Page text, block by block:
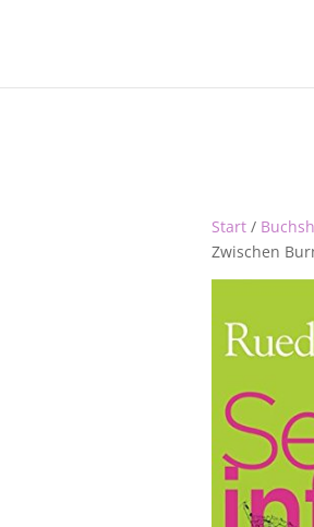
Start/
Zwischen